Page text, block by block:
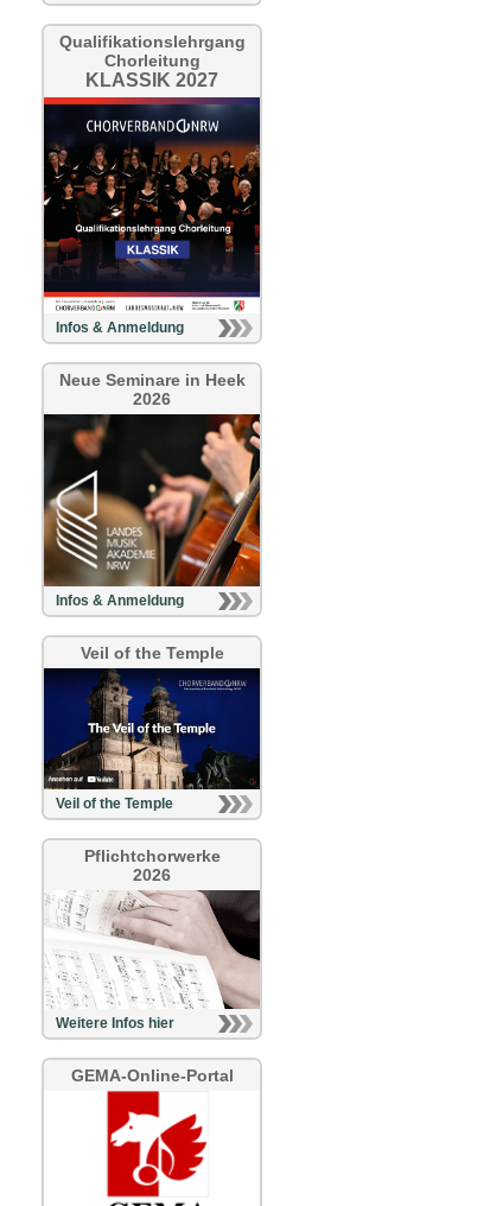
Qualifikationslehrgang
Chorleitung
KLASSIK 2027
Infos & Anmeldung
Neue Seminare in Heek
2026
Infos & Anmeldung
Veil of the Temple
Veil of the Temple
Pflichtchorwerke
2026
Weitere Infos hier
GEMA-Online-Portal